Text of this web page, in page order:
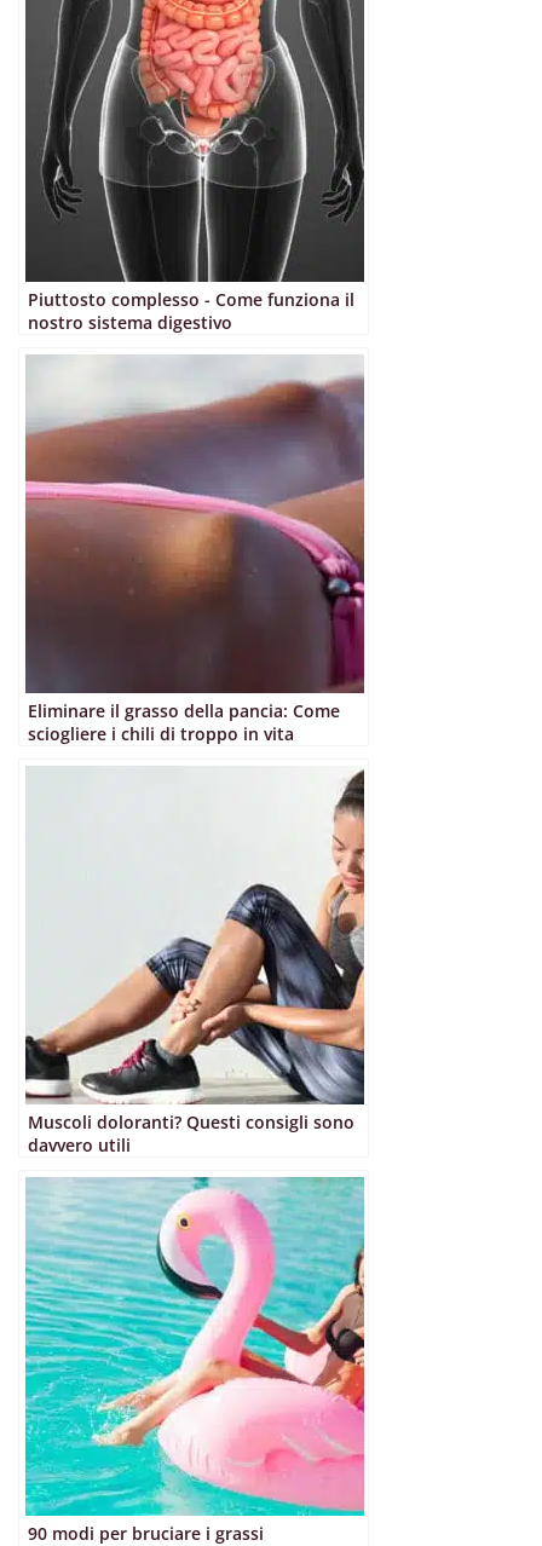
Piuttosto complesso - Come funziona il
nostro sistema digestivo
Eliminare il grasso della pancia: Come
sciogliere i chili di troppo in vita
Muscoli doloranti? Questi consigli sono
davvero utili
90 modi per bruciare i grassi